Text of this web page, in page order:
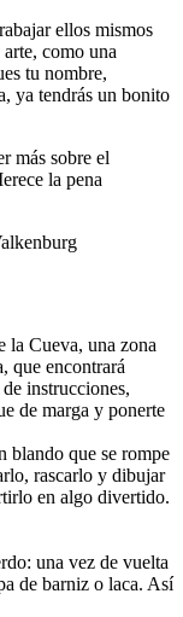
ellos mismos
como una
tu nombre,
ya tendrás un bonito
más sobre el
la pena
la Cueva, una zona
que encontrará
instrucciones,
de marga y ponerte
blando que se rompe
rascarlo y dibujar
en algo divertido.
una vez de vuelta
de barniz o laca. Así